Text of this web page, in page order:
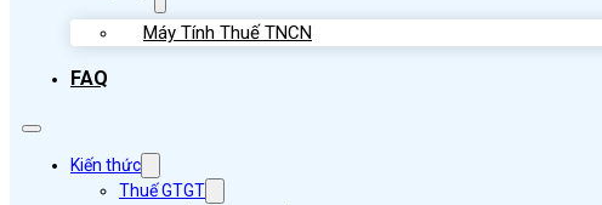
Máy Tính Thuế TNCN
FAQ
Kiến thức
Thuế GTGT